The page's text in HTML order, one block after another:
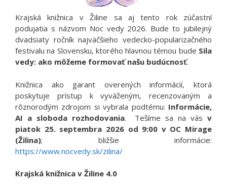
Krajská knižnica v Žiline sa aj tento rok zúčastní
podujatia s názvom Noc vedy 2026. Bude to jubilejný
dvadsiaty ročník najväčšieho vedecko-popularizačného
festivalu na Slovensku, ktorého hlavnou témou bude Sila
vedy: ako môžeme formovať našu budúcnosť.
Knižnica ako garant overených informácií, ktorá
poskytuje prístup k vyváženým, recenzovaným a
rôznorodým zdrojom si vybrala podtému: Informácie,
AI a sloboda rozhodovania. Tešíme sa na vásv
piatok 25. septembra 2026 od 9:00 v OC Mirage
(Žilina); bližšie informácie:
https://www.nocvedy.sk/zilina/
Krajská knižnica v Žiline 4.0